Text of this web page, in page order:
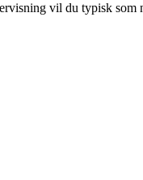
vil du typisk som